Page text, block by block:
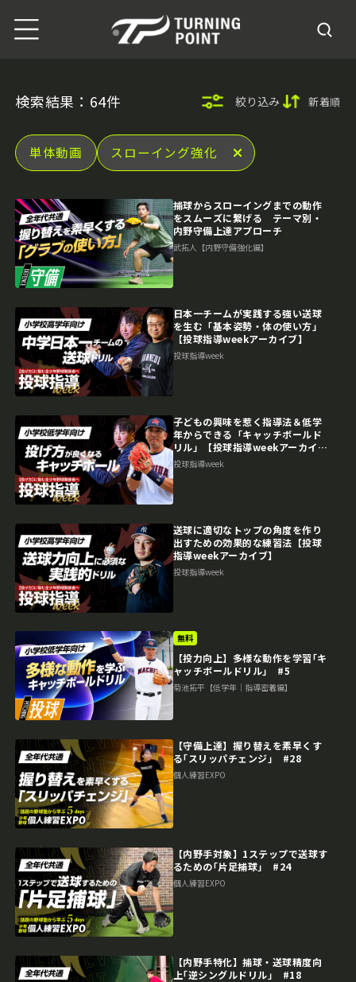
検索結果：64件 絞り込み 新着順
単体動画 スローイング強化
捕球からスローイングまでの動作
をスムーズに繋げる テーマ別・
内野守備上達アプローチ
武拓人【内野守備強化編】
日本一チームが実践する強い送球
を生む「基本姿勢・体の使い方」
【投球指導weekアーカイブ】
投球指導week
子どもの興味を惹く指導法＆低学
年からできる「キャッチボールド
リル」【投球指導weekアーカイ
ブ】
投球指導week
送球に適切なトップの角度を作り
出すための効果的な練習法【投球
指導weekアーカイブ】
投球指導week
無料
【投力向上】多様な動作を学習｢キ
ャッチボールドリル｣ #5
菊池拓平【低学年｜指導密着編】
【守備上達】握り替えを素早くす
る｢スリッパチェンジ｣ #28
個人練習EXPO
【内野手対象】1ステップで送球す
るための｢片足捕球｣ #24
個人練習EXPO
【内野手特化】捕球・送球精度向
上｢逆シングルドリル｣ #18